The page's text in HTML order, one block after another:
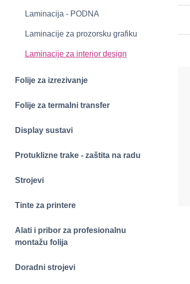
Laminacija - PODNA
Laminacije za prozorsku grafiku
Laminacije za interior design
Folije za izrezivanje
Folije za termalni transfer
Display sustavi
Protuklizne trake - zaštita na radu
Strojevi
Tinte za printere
Alati i pribor za profesionalnu
montažu folija
Doradni strojevi